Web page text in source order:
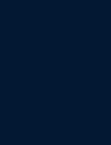
διαθέτει
περιλαμβάνει